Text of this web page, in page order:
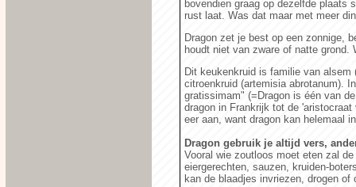
bovendien graag op dezelfde plaats
rust laat. Was dat maar met meer
Dragon zet je best op een zonnige,
houdt niet van zware of natte
Dit keukenkruid is familie van
citroenkruid (artemisia abrotanum).
gratissimam" (=Dragon is één van
dragon in Frankrijk tot de
eer aan, want dragon kan helemaal
Dragon gebruik je altijd vers,
Vooral wie zoutloos moet eten zal
eiergerechten, sauzen, kruiden-
kan de blaadjes invriezen, drogen of